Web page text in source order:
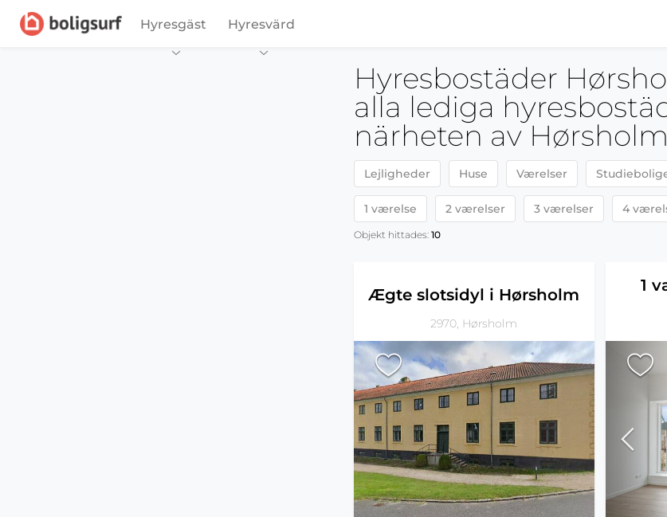
Hyresgäst Hyresvärd
Hyresbostäder
alla lediga
närheten av Hørsholm
Lejligheder Huse Værelser
1 værelse 2 værelser 3 værelser 4
Objekt hittades:10
Ægte slotsidyl i Hørsholm
2970, Hørsholm
1